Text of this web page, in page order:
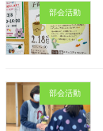
部会活動
部会活動